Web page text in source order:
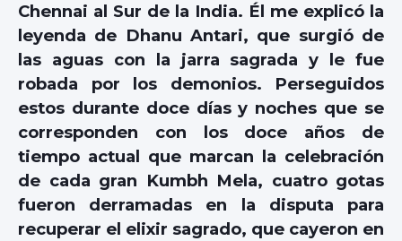
Chennai al Sur de la India. Él me explicó la
leyenda de Dhanu Antari, que surgió de
las aguas con la jarra sagrada y le fue
robada por los demonios. Perseguidos
estos durante doce días y noches que se
corresponden con los doce años de
tiempo actual que marcan la celebración
de cada gran Kumbh Mela, cuatro gotas
fueron derramadas en la disputa para
recuperar el elixir sagrado, que cayeron en